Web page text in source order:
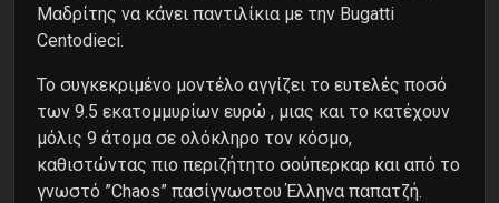
Μαδρίτης να κάνει παντιλίκια με την Bugatti
Centodieci.
Το συγκεκριμένο μοντέλο αγγίζει το ευτελές ποσό
των 9.5 εκατομμυρίων ευρώ , μιας και το κατέχουν
μόλις 9 άτομα σε ολόκληρο τον κόσμο,
καθιστώντας πιο περιζήτητο σούπερκαρ και από το
γνωστό ”Chaos” πασίγνωστου Έλληνα παπατζή.